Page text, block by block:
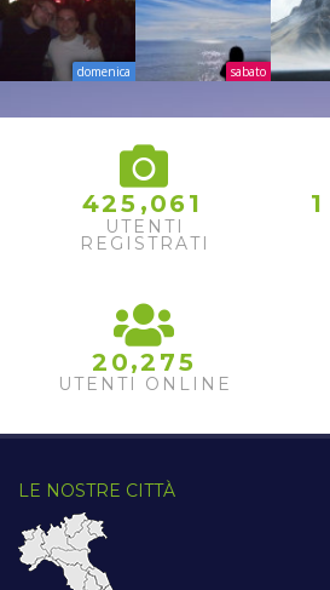
domenica sabato
425 ,061
UTENTI
REGISTRATI
1
2 0,2 75
UTENTI ONLINE
LE NOSTRE CITTÀ